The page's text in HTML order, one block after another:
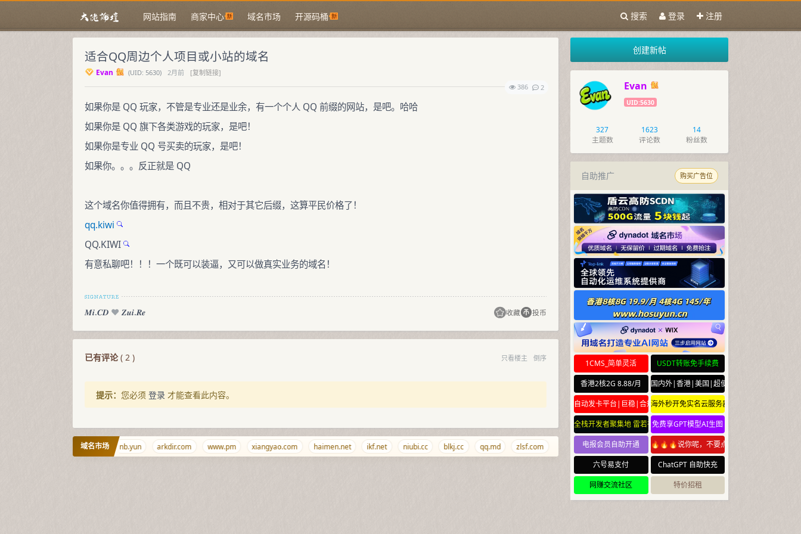
网站指南 商家中心 域名市场 开源码桶 搜索 登录 注册
适合QQ周边个人项目或小站的域名
Evan (UID: 5630) 2月前
[复制链接]
386
2
如果你是 QQ 玩家，不管是专业还是业余，有一个个人 QQ 前缀的网站，是吧。哈哈
如果你是 QQ 旗下各类游戏的玩家，是吧！
如果你是专业 QQ 号买卖的玩家，是吧！
如果你。。。反正就是 QQ
这个域名你值得拥有，而且不贵，相对于其它后缀，这算平民价格了！
qq.kiwi
QQ.KIWI
有意私聊吧！！！一个既可以装逼，又可以做真实业务的域名！
𝑴𝒊.𝑪𝑫 ♥️ 𝒁𝒖𝒊.𝑹𝒆 收藏 投币
已有评论( 2 ) 只看楼主 倒序
提示： 您必须 登录 才能查看此内容。
域名市场
ciyuan.dog nb.yun arkdir.com www.pm xiangyao.com haimen.net ikf.net niubi.cc blkj.cc qq.md zlsf.com mofa.yun chuilang.com meta.yun aishabi.com
创建新帖
Evan
UID:5630
327
主题数
1623
评论数
14
粉丝数
自助推广 购买广告位
1CMS_简单灵活
USDT转账免手续费
香港2核2G 8.88/月
国内外|香港|美国|超便宜云服务器
自动发卡平台|巨稳|合规海外秒开免实名云服务器
全栈开发者聚集地 雷若社区 leiruo.com
免费享GPT模型AI生图
电报会员自助开通
🔥🔥🔥说你呢，不要点🔥🔥🔥
六号易支付
ChatGPT 自助快充
网赚交流社区
特价招租